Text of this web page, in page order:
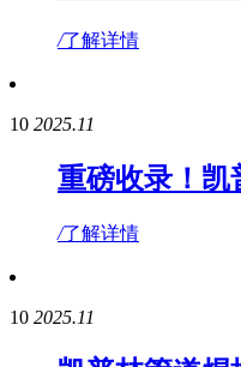
/了解详情
10 2025.11
重磅收录！凯
/了解详情
10 2025.11